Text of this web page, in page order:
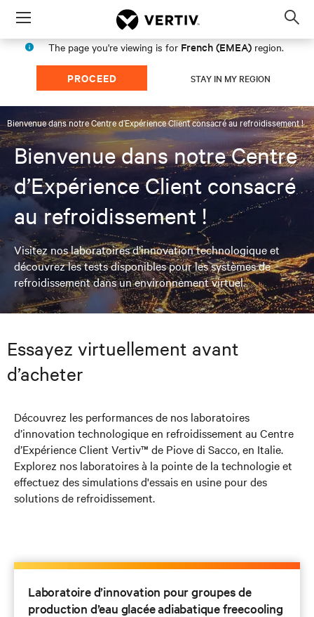
Menu
The page you're viewing is for French (EMEA) region.
PROCEED STAY IN MY REGION
Bienvenue dans notre Centre d’Expérience Client consacré au refroidissement !
Bienvenue dans notre Centre
d’Expérience Client consacré
au refroidissement !
Visitez nos laboratoires d’innovation technologique et
découvrez les tests disponibles pour les systèmes de
refroidissement dans un environnement virtuel.
Essayez virtuellement avant
d’acheter
Découvrez les performances de nos laboratoires
d’innovation technologique en refroidissement au Centre
d’Expérience Client Vertiv™ de Piove di Sacco, en Italie.
Explorez nos laboratoires à la pointe de la technologie et
effectuez des simulations d'essais en usine pour des
solutions de refroidissement.
Laboratoire d’innovation pour groupes de
production d’eau glacée adiabatique freecooling